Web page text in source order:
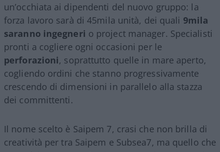
un’occhiata ai dipendenti del nuovo gruppo: la
forza lavoro sarà di 45mila unità, dei quali 9mila
saranno ingegneri o project manager. Specialisti
pronti a cogliere ogni occasioni per le
perforazioni, soprattutto quelle in mare aperto,
cogliendo ordini che stanno progressivamente
crescendo di dimensioni in parallelo alla stazza
dei committenti.
Il nome scelto è Saipem 7, crasi che non brilla di
creatività per tra Saipem e Subsea7, ma quello che